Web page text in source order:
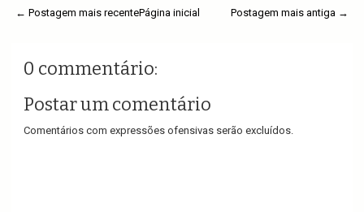
← Postagem mais recente Postagem mais antiga →
Página inicial
0 commentário:
Postar um comentário
Comentários com expressões ofensivas serão excluídos.